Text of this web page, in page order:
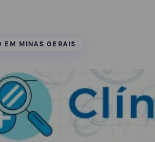
EM MINAS GERAIS